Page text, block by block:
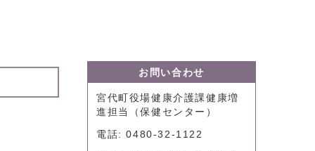
お問い合わせ
宮代町役場健康介護課健康増
進担当（保健センター）
電話: 0480-32-1122